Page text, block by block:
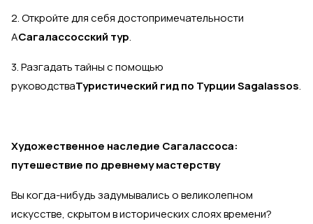
2. Откройте для себя достопримечательности
AСагалассосский тур.
3. Разгадать тайны с помощью
руководстваТуристический гид по Турции Sagalassos.
Художественное наследие Сагалассоса:
путешествие по древнему мастерству
Вы когда-нибудь задумывались о великолепном
искусстве, скрытом в исторических слоях времени?